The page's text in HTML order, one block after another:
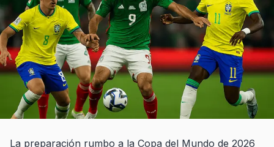
La preparación rumbo a la Copa del Mundo de 2026